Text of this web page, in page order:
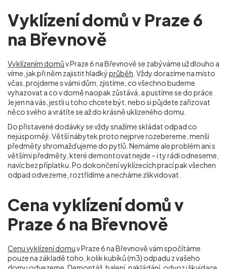
Vyklízení domů v Praze 6
na Břevnově
Vyklízením domův Praze 6 na Břevnově se zabýváme už dlouho a
víme, jak při něm zajistit hladkýprůběh . Vždy dorazíme na místo
včas, projdeme s vámi dům, zjistíme, co všechno budeme
vyhazovat a co v domě naopak zůstává, a pustíme se do práce.
Je jen na vás, jestli u toho chcete být, nebo si půjdete zařizovat
něco svého a vrátíte se až do krásně uklizeného domu.
Do přistavené dodávky se vždy snažíme skládat odpad co
nejúsporněji. Větší nábytek proto nejprve rozebereme, menší
předměty shromažďujeme do pytlů. Nemáme ale problém ani s
většími předměty, které demontovat nejde – i ty rádi odneseme,
navíc bez příplatku. Po dokončení vyklízecích prací pak všechen
odpad odvezeme, roztřídíme a necháme zlikvidovat.
Cena vyklízení domů v
Praze 6 na Břevnově
Cenu vyklízení domuv Praze 6 na Břevnově vám spočítáme
pouze na základě toho, kolik kubíků (m3) odpadu z vašeho